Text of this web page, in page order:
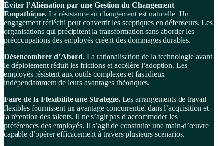
Éviter l’Aliénation par une Gestion du Changement
Empathique. La résistance au changement est naturelle. Un
engagement réfléchi peut convertir les sceptiques en défenseurs. Les
organisations qui précipitent la transformation sans aborder les
préoccupations des employés créent des dommages durables.
Désencombrer d’Abord. La rationalisation de la technologie avant
le déploiement réduit les frictions et accélère l’adoption. Les
employés résistent aux outils complexes et fastidieux
indépendamment de leurs avantages théoriques.
Faire de la Flexibilité une Stratégie. Les arrangements de travail
flexibles fournissent un avantage concurrentiel dans l’acquisition et
la rétention des talents. Il ne s’agit pas d’accommoder les
préférences des employés. Il s’agit de construire une main-d’œuvre
capable d’opérer efficacement à travers plusieurs scénarios.